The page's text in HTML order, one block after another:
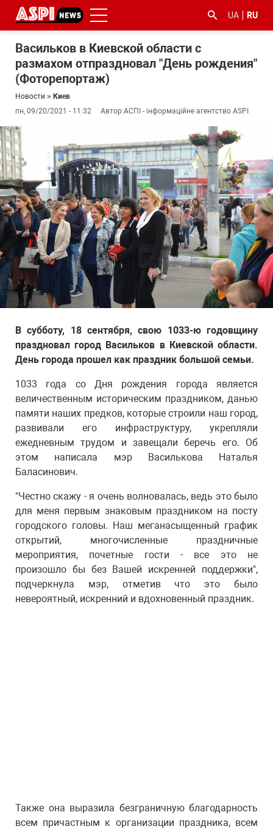
UA RU
Васильков в Киевской области с
размахом отпраздновал "День рождения"
(Фоторепортаж)
Новости » Киев
пн, 09/20/2021 - 11:32
Автор:АСПІ - інформаційне агентство ASPI
В субботу, 18 сентября, свою 1033-ю годовщину
праздновал город Васильков в Киевской области.
День города прошел как праздник большой семьи.
1033 года со Дня рождения города является
величественным историческим праздником, данью
памяти наших предков, которые строили наш город,
развивали его инфраструктуру, укрепляли
ежедневным трудом и завещали беречь его. Об
этом написала мэр Василькова Наталья
Баласинович.
"Честно скажу - я очень волновалась, ведь это было
для меня первым знаковым праздником на посту
городского головы. Наш меганасыщенный график
открытий, многочисленные праздничные
мероприятия, почетные гости - все это не
произошло бы без Вашей искренней поддержки",
подчеркнула мэр, отметив что это было
невероятный, искренний и вдохновенный праздник.
Также она выразила безграничную благодарность
всем причастным к организации праздника, всем
#ООС
корупцією
#коронавірус